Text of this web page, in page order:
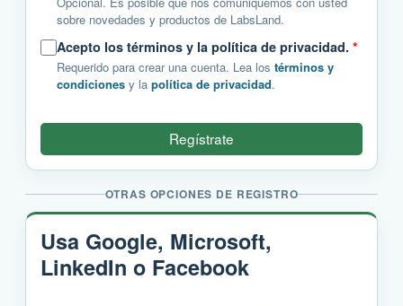
sobre novedades y productos de LabsLand.
Acepto los términos y la política de privacidad. *
Requerido para crear una cuenta. Lea los términos y
condiciones y la política de privacidad.
Regístrate
OTRAS OPCIONES DE REGISTRO
Usa Google, Microsoft,
LinkedIn o Facebook